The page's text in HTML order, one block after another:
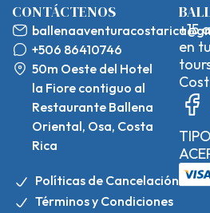
CONTÁCTENOS
+506 86410746
50m Oeste del Hotel
la Fiore contiguo al
Restaurante Ballena
Oriental, Osa, Costa
Rica
Políticas de Cancelación
Términos y Condiciones
+15
en